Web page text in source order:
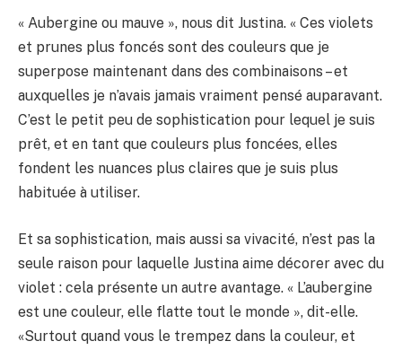
« Aubergine ou mauve », nous dit Justina. « Ces violets
et prunes plus foncés sont des couleurs que je
superpose maintenant dans des combinaisons – et
auxquelles je n’avais jamais vraiment pensé auparavant.
C’est le petit peu de sophistication pour lequel je suis
prêt, et en tant que couleurs plus foncées, elles
fondent les nuances plus claires que je suis plus
habituée à utiliser.
Et sa sophistication, mais aussi sa vivacité, n’est pas la
seule raison pour laquelle Justina aime décorer avec du
violet : cela présente un autre avantage. « L’aubergine
est une couleur, elle flatte tout le monde », dit-elle.
«Surtout quand vous le trempez dans la couleur, et